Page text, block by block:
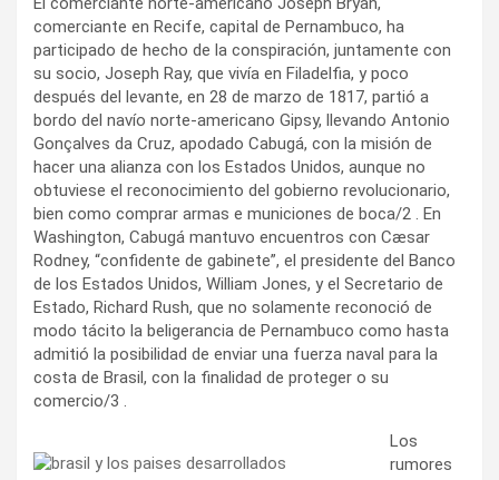
comerciante en Recife, capital de Pernambuco, ha
participado de hecho de la conspiración, juntamente con
su socio, Joseph Ray, que vivía en Filadelfia, y poco
después del levante, en 28 de marzo de 1817, partió a
bordo del navío norte-americano Gipsy, llevando Antonio
Gonçalves da Cruz, apodado Cabugá, con la misión de
hacer una alianza con los Estados Unidos, aunque no
obtuviese el reconocimiento del gobierno revolucionario,
bien como comprar armas e municiones de boca/2 . En
Washington, Cabugá mantuvo encuentros con Cæsar
Rodney, “confidente de gabinete”, el presidente del Banco
de los Estados Unidos, William Jones, y el Secretario de
Estado, Richard Rush, que no solamente reconoció de
modo tácito la beligerancia de Pernambuco como hasta
admitió la posibilidad de enviar una fuerza naval para la
costa de Brasil, con la finalidad de proteger o su
comercio/3 .
Los
rumores